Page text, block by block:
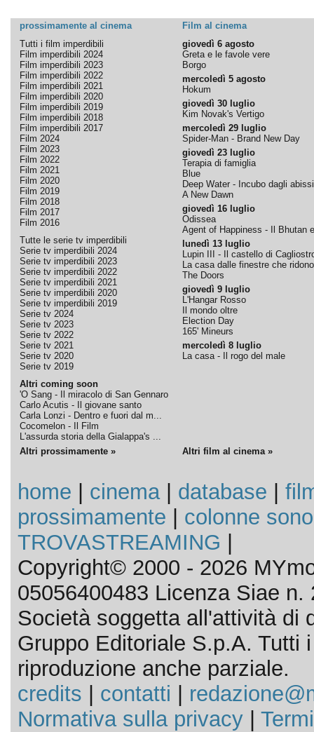
prossimamente al cinema
Film al cinema
Tutti i film imperdibili
Film imperdibili 2024
Film imperdibili 2023
Film imperdibili 2022
Film imperdibili 2021
Film imperdibili 2020
Film imperdibili 2019
Film imperdibili 2018
Film imperdibili 2017
Film 2024
Film 2023
Film 2022
Film 2021
Film 2020
Film 2019
Film 2018
Film 2017
Film 2016
Tutte le serie tv imperdibili
Serie tv imperdibili 2024
Serie tv imperdibili 2023
Serie tv imperdibili 2022
Serie tv imperdibili 2021
Serie tv imperdibili 2020
Serie tv imperdibili 2019
Serie tv 2024
Serie tv 2023
Serie tv 2022
Serie tv 2021
Serie tv 2020
Serie tv 2019
Altri coming soon
'O Sang - Il miracolo di San Gennaro
Carlo Acutis - Il giovane santo
Carla Lonzi - Dentro e fuori dal m...
Cocomelon - Il Film
L'assurda storia della Gialappa's ...
giovedì 6 agosto
Greta e le favole vere
Borgo
mercoledì 5 agosto
Hokum
giovedì 30 luglio
Kim Novak's Vertigo
mercoledì 29 luglio
Spider-Man - Brand New Day
giovedì 23 luglio
Terapia di famiglia
Blue
Deep Water - Incubo dagli abissi
A New Dawn
giovedì 16 luglio
Odissea
Agent of Happiness - Il Bhutan
lunedì 13 luglio
Lupin III - Il castello di
La casa dalle finestre che ridono
The Doors
giovedì 9 luglio
L'Hangar Rosso
Il mondo oltre
Election Day
165' Mineurs
mercoledì 8 luglio
La casa - Il rogo del male
Altri prossimamente » Altri film al cinema »
home cinema| database
prossimamente
colonne
TROVASTREAMING
Copyright© 2000 - 2026
05056400483 Licenza Siae n.
Società soggetta all'attività di
Gruppo Editoriale S.p.A. Tutti
riproduzione anche parziale.
credits
contatti
Normativa sulla privacy|